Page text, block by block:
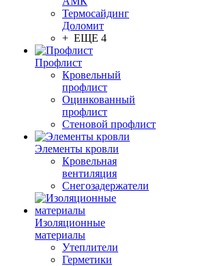
Термосайдинг
Доломит
+ ЕЩЕ 4
Профлист
Кровельный
профлист
Оцинкованный
профлист
Стеновой профлист
Элементы кровли
Кровельная
вентиляция
Снегозадержатели
Изоляционные
материалы
Утеплители
Герметики